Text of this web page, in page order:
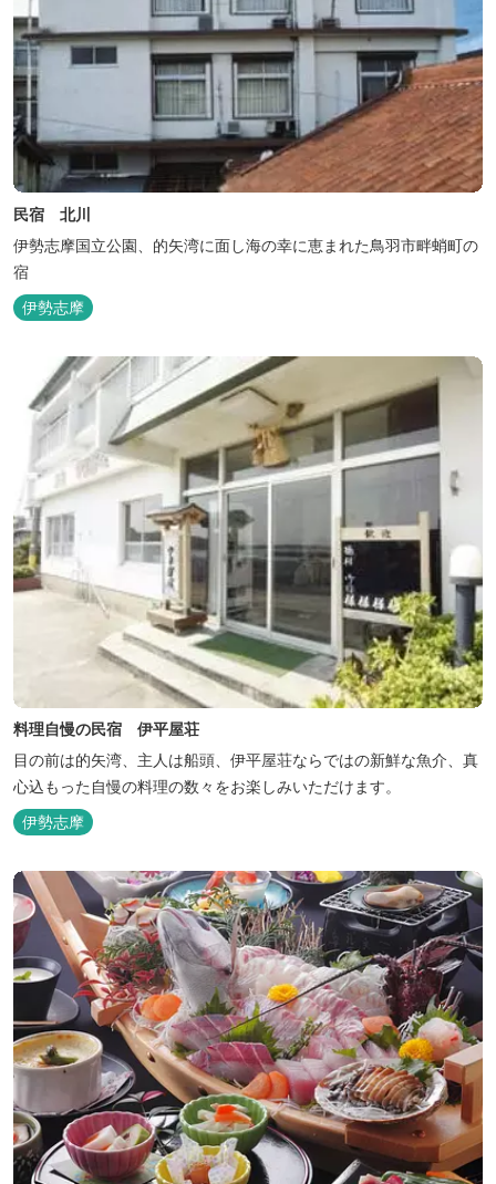
民宿 北川
伊勢志摩国立公園、的矢湾に面し海の幸に恵まれた鳥羽市畔蛸町の
宿
伊勢志摩
料理自慢の民宿 伊平屋荘
目の前は的矢湾、主人は船頭、伊平屋荘ならではの新鮮な魚介、真
心込もった自慢の料理の数々をお楽しみいただけます。
伊勢志摩